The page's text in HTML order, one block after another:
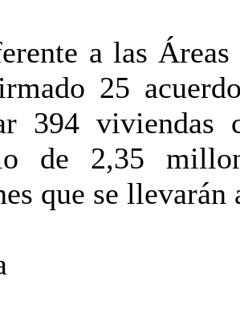
a las
25
394 viviendas
de 2,35
que se